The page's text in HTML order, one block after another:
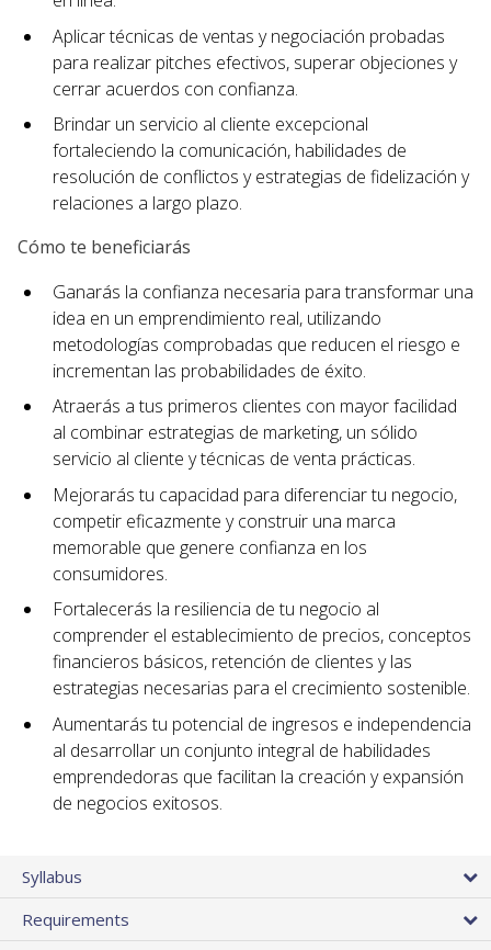
Aplicar técnicas de ventas y negociación probadas
para realizar pitches efectivos, superar objeciones y
cerrar acuerdos con confianza.
Brindar un servicio al cliente excepcional
fortaleciendo la comunicación, habilidades de
resolución de conflictos y estrategias de fidelización y
relaciones a largo plazo.
Cómo te beneficiarás
Ganarás la confianza necesaria para transformar una
idea en un emprendimiento real, utilizando
metodologías comprobadas que reducen el riesgo e
incrementan las probabilidades de éxito.
Atraerás a tus primeros clientes con mayor facilidad
al combinar estrategias de marketing, un sólido
servicio al cliente y técnicas de venta prácticas.
Mejorarás tu capacidad para diferenciar tu negocio,
competir eficazmente y construir una marca
memorable que genere confianza en los
consumidores.
Fortalecerás la resiliencia de tu negocio al
comprender el establecimiento de precios, conceptos
financieros básicos, retención de clientes y las
estrategias necesarias para el crecimiento sostenible.
Aumentarás tu potencial de ingresos e independencia
al desarrollar un conjunto integral de habilidades
emprendedoras que facilitan la creación y expansión
de negocios exitosos.
Syllabus
Requirements